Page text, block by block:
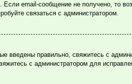
email-сообщение не получено, то
связаться с администратором.
введены правильно, свяжитесь с
с администратором для